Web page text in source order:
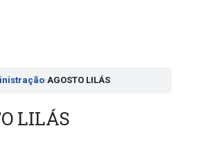
›AGOSTO LILÁS
LILÁS